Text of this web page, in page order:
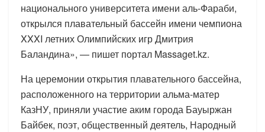
национального университета имени аль-Фараби,
открылся плавательный бассейн имени чемпиона
XXXI летних Олимпийских игр Дмитрия
Баландина», — пишет портал Massaget.kz.
На церемонии открытия плавательного бассейна,
расположенного на территории альма-матер
КазНУ, приняли участие аким города Бауыржан
Байбек, поэт, общественный деятель, Народный